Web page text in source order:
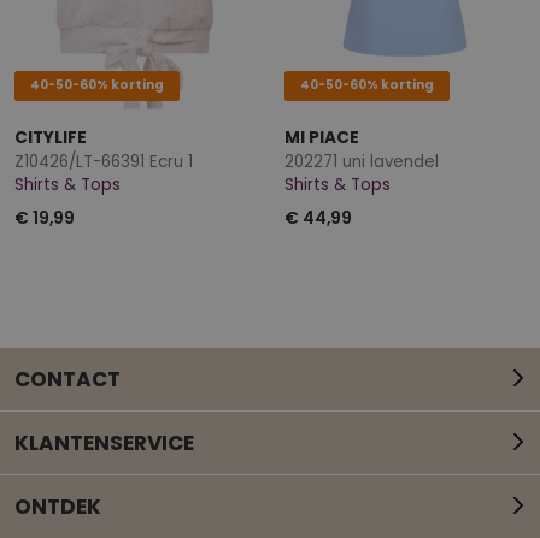
40-50-60% korting
CITYLIFE
Z10426/LT-66391 Ecru 1
Shirts & Tops
€ 19,99
40-50-60% korting
MI PIACE
202271 uni lavendel
Shirts & Tops
€ 44,99
CONTACT
KLANTENSERVICE
ONTDEK